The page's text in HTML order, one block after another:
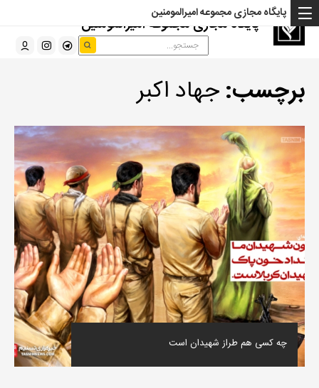
پایگاه مجازی مجموعه امیرالمومنین
پایگاه مجازی مجموعه امیرالمومنین
برچسب:جهاد اکبر
چه کسی هم طراز شهیدان است